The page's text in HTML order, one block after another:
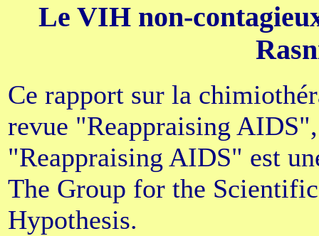
Le VIH non-
Ce rapport sur la
revue "Reappraising
"Reappraising AIDS" est
The Group for the
Hypothesis.